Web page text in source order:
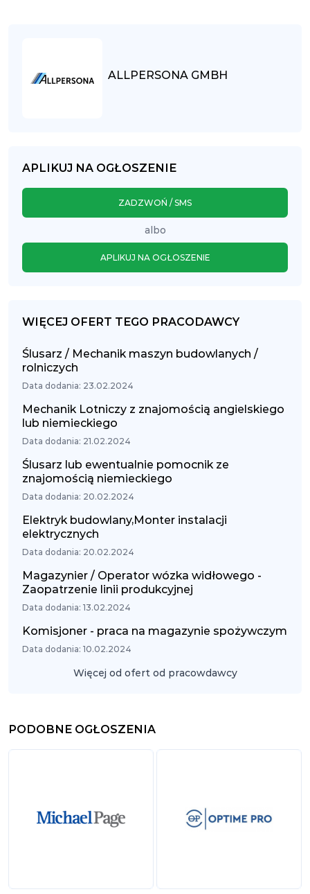
ALLPERSONA GMBH
APLIKUJ NA OGŁOSZENIE
ZADZWOŃ / SMS
albo
APLIKUJ NA OGŁOSZENIE
WIĘCEJ OFERT TEGO PRACODAWCY
Ślusarz / Mechanik maszyn budowlanych /
rolniczych
Data dodania: 23.02.2024
Mechanik Lotniczy z znajomością angielskiego
lub niemieckiego
Data dodania: 21.02.2024
Ślusarz lub ewentualnie pomocnik ze
znajomością niemieckiego
Data dodania: 20.02.2024
Elektryk budowlany,Monter instalacji
elektrycznych
Data dodania: 20.02.2024
Magazynier / Operator wózka widłowego -
Zaopatrzenie linii produkcyjnej
Data dodania: 13.02.2024
Komisjoner - praca na magazynie spożywczym
Data dodania: 10.02.2024
Więcej od ofert od pracowdawcy
PODOBNE OGŁOSZENIA